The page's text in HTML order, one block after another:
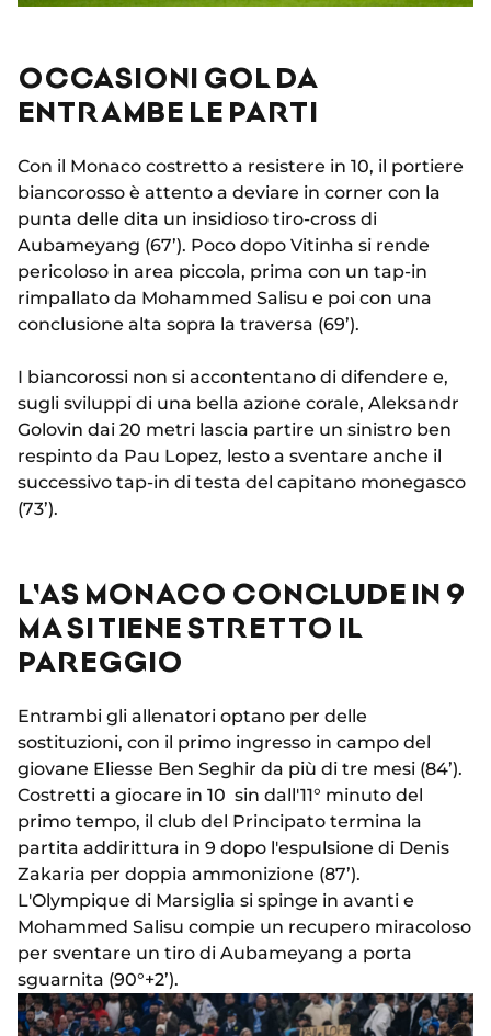
OCCASIONI GOL DA
ENTRAMBE LE PARTI
Con il Monaco costretto a resistere in 10, il portiere
biancorosso è attento a deviare in corner con la
punta delle dita un insidioso tiro-cross di
Aubameyang (67’). Poco dopo Vitinha si rende
pericoloso in area piccola, prima con un tap-in
rimpallato da Mohammed Salisu e poi con una
conclusione alta sopra la traversa (69’).
I biancorossi non si accontentano di difendere e,
sugli sviluppi di una bella azione corale, Aleksandr
Golovin dai 20 metri lascia partire un sinistro ben
respinto da Pau Lopez, lesto a sventare anche il
successivo tap-in di testa del capitano monegasco
(73’).
L'AS MONACO CONCLUDE IN 9
MA SI TIENE STRETTO IL
PAREGGIO
Entrambi gli allenatori optano per delle
sostituzioni, con il primo ingresso in campo del
giovane Eliesse Ben Seghir da più di tre mesi (84’).
Costretti a giocare in 10 sin dall'11° minuto del
primo tempo, il club del Principato termina la
partita addirittura in 9 dopo l'espulsione di Denis
Zakaria per doppia ammonizione (87’).
L'Olympique di Marsiglia si spinge in avanti e
Mohammed Salisu compie un recupero miracoloso
per sventare un tiro di Aubameyang a porta
sguarnita (90°+2’).